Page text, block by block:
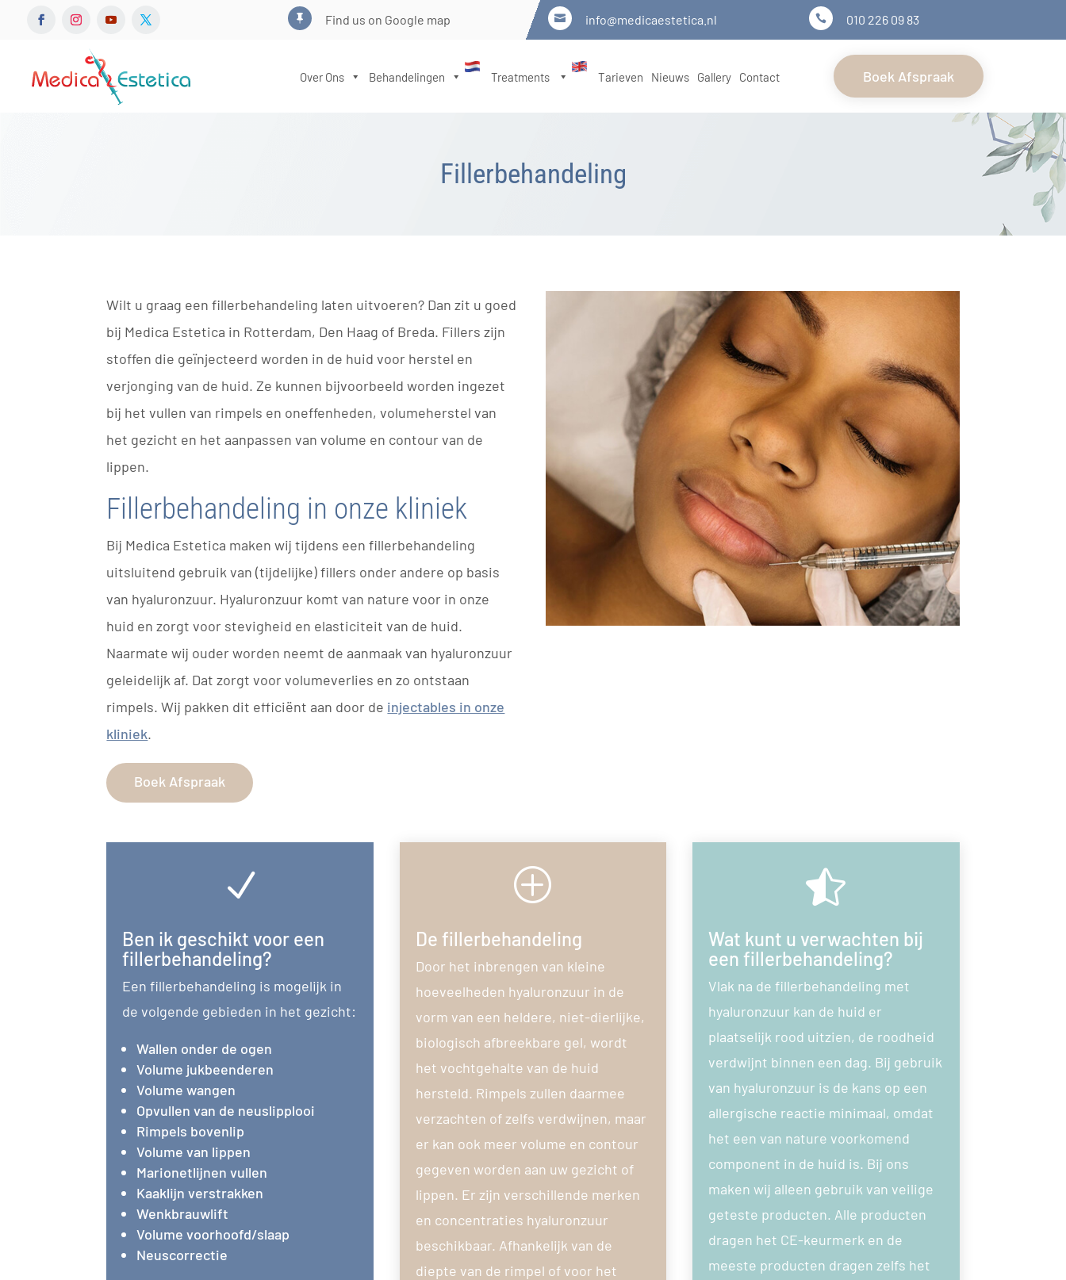
 Find us on Google map  info@medicaestetica.nl  010 226 09 83
Over Ons Behandelingen Treatments Tarieven Nieuws Gallery Contact Boek Afspraak
Fillerbehandeling
Wilt u graag een fillerbehandeling laten uitvoeren? Dan zit u goed
bij Medica Estetica in Rotterdam, Den Haag of Breda. Fillers zijn
stoffen die geïnjecteerd worden in de huid voor herstel en
verjonging van de huid. Ze kunnen bijvoorbeeld worden ingezet
bij het vullen van rimpels en oneffenheden, volumeherstel van
het gezicht en het aanpassen van volume en contour van de
lippen.
Fillerbehandeling in onze kliniek
Bij Medica Estetica maken wij tijdens een fillerbehandeling
uitsluitend gebruik van (tijdelijke) fillers onder andere op basis
van hyaluronzuur. Hyaluronzuur komt van nature voor in onze
huid en zorgt voor stevigheid en elasticiteit van de huid.
Naarmate wij ouder worden neemt de aanmaak van hyaluronzuur
geleidelijk af. Dat zorgt voor volumeverlies en zo ontstaan
rimpels. Wij pakken dit efficiënt aan door de injectables in onze
kliniek.
Boek Afspraak
N
Ben ik geschikt voor een
fillerbehandeling?
Een fillerbehandeling is mogelijk in
de volgende gebieden in het gezicht:
Wallen onder de ogen
Volume jukbeenderen
Volume wangen
Opvullen van de neuslipplooi
Rimpels bovenlip
Volume van lippen
Marionetlijnen vullen
Kaaklijn verstrakken
Wenkbrauwlift
Volume voorhoofd/slaap
Neuscorrectie
P
De fillerbehandeling
Door het inbrengen van kleine
hoeveelheden hyaluronzuur in de
vorm van een heldere, niet-dierlijke,
biologisch afbreekbare gel, wordt
het vochtgehalte van de huid
hersteld. Rimpels zullen daarmee
verzachten of zelfs verdwijnen, maar
er kan ook meer volume en contour
gegeven worden aan uw gezicht of
lippen. Er zijn verschillende merken
en concentraties hyaluronzuur
beschikbaar. Afhankelijk van de
diepte van de rimpel of voor het

Wat kunt u verwachten bij
een fillerbehandeling?
Vlak na de fillerbehandeling met
hyaluronzuur kan de huid er
plaatselijk rood uitzien, de roodheid
verdwijnt binnen een dag. Bij gebruik
van hyaluronzuur is de kans op een
allergische reactie minimaal, omdat
het een van nature voorkomend
component in de huid is. Bij ons
maken wij alleen gebruik van veilige
geteste producten. Alle producten
dragen het CE-keurmerk en de
meeste producten dragen zelfs het